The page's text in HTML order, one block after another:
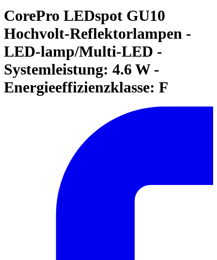
CorePro LEDspot GU10
Hochvolt-Reflektorlampen -
LED-lamp/Multi-LED -
Systemleistung: 4.6 W -
Energieeffizienzklasse: F